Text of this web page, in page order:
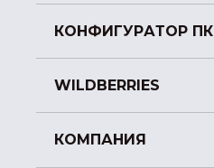
КОНФИГУРАТОР ПК
WILDBERRIES
КОМПАНИЯ